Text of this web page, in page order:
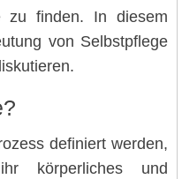
zu finden. In diesem
von Selbstpflege
definiert werden,
körperliches und